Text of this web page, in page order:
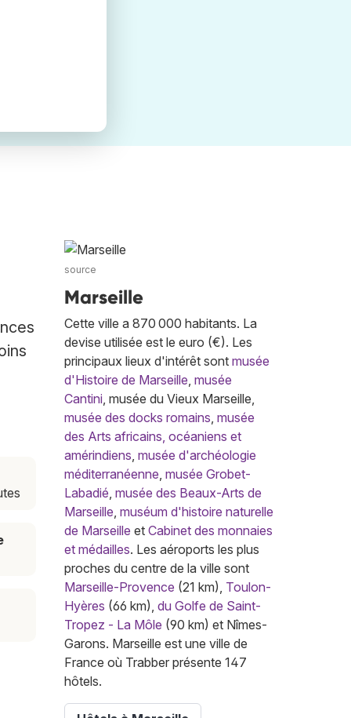
source
Marseille
Cette ville a 870 000 habitants. La
devise utilisée est le euro (€). Les
principaux lieux d'intérêt sont musée
d'Histoire de Marseille, musée
Cantini, musée du Vieux Marseille,
musée des docks romains, musée
des Arts africains, océaniens et
amérindiens, musée d'archéologie
méditerranéenne, musée Grobet-
Labadié, musée des Beaux-Arts de
Marseille, muséum d'histoire naturelle
de Marseille et Cabinet des monnaies
et médailles. Les aéroports les plus
proches du centre de la ville sont
Marseille-Provence (21 km), Toulon-
Hyères (66 km), du Golfe de Saint-
Tropez - La Môle (90 km) et Nîmes-
Garons. Marseille est une ville de
France où Trabber présente 147
hôtels.